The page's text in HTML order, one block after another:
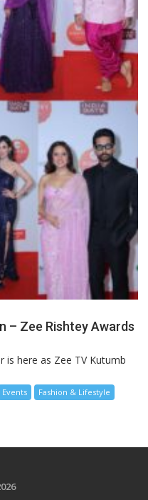
– Zee Rishtey Awards
is here as Zee TV Kutumb
Events
Fashion & Lifestyle